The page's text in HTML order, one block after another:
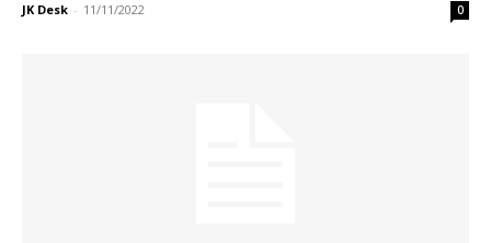
JK Desk - 11/11/2022 0